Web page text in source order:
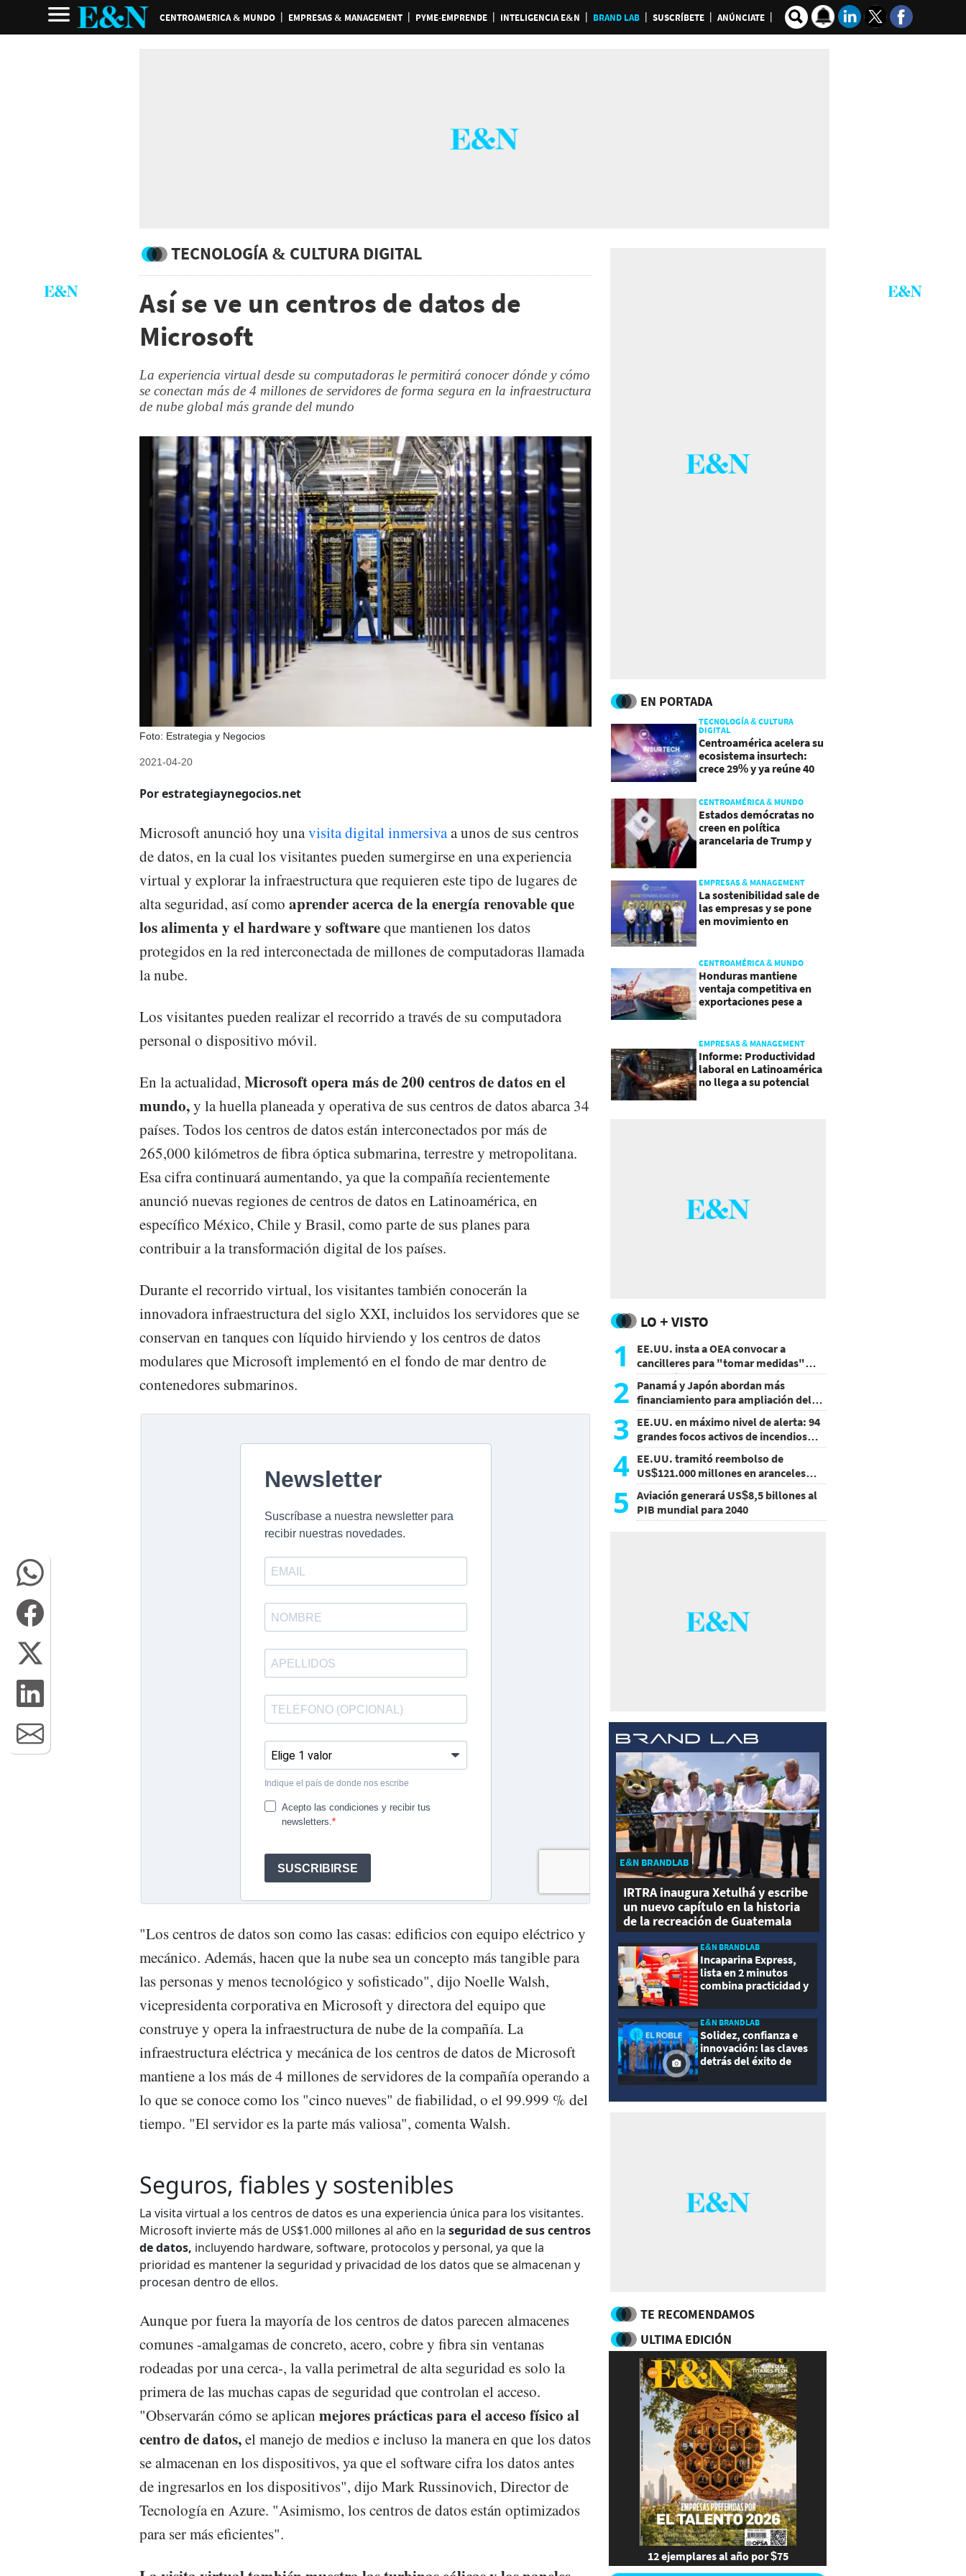
CENTROAMERICA & MUNDO EMPRESAS & MANAGEMENT PYME-EMPRENDE INTELIGENCIA E&N BRAND LAB SUSCRÍBETE ANÚNCIATE
TECNOLOGÍA & CULTURA DIGITAL
Así se ve un centros de datos de
Microsoft
La experiencia virtual desde su computadoras le permitirá conocer dónde y cómo
se conectan más de 4 millones de servidores de forma segura en la infraestructura
de nube global más grande del mundo
Foto: Estrategia y Negocios
2021-04-20
Por estrategiaynegocios.net
Microsoft anunció hoy unavisita digital inmersivaa unos de sus centros
de datos, en la cual los visitantes pueden sumergirse en una experiencia
virtual y explorar la infraestructura que requieren este tipo de lugares de
alta seguridad, así como aprender acerca de la energía renovable que
los alimenta y el hardware y softwareque mantienen los datos
protegidos en la red interconectada de millones de computadoras llamada
la nube.
Los visitantes pueden realizar el recorrido a través de su computadora
personal o dispositivo móvil.
En la actualidad, Microsoft opera más de 200 centros de datos en el
mundo,y la huella planeada y operativa de sus centros de datos abarca 34
países. Todos los centros de datos están interconectados por más de
265,000 kilómetros de fibra óptica submarina, terrestre y metropolitana.
Esa cifra continuará aumentando, ya que la compañía recientemente
anunció nuevas regiones de centros de datos en Latinoamérica, en
específico México, Chile y Brasil, como parte de sus planes para
contribuir a la transformación digital de los países.
Durante el recorrido virtual, los visitantes también conocerán la
innovadora infraestructura del siglo XXI, incluidos los servidores que se
conservan en tanques con líquido hirviendo y los centros de datos
modulares que Microsoft implementó en el fondo de mar dentro de
contenedores submarinos.
"Los centros de datos son como las casas: edificios con equipo eléctrico y
mecánico. Además, hacen que la nube sea un concepto más tangible para
las personas y menos tecnológico y sofisticado", dijo Noelle Walsh,
vicepresidenta corporativa en Microsoft y directora del equipo que
construye y opera la infraestructura de nube de la compañía. La
infraestructura eléctrica y mecánica de los centros de datos de Microsoft
mantiene a los más de 4 millones de servidores de la compañía operando a
lo que se conoce como los "cinco nueves" de fiabilidad, o el 99.999 % del
tiempo. "El servidor es la parte más valiosa", comenta Walsh.
Seguros, fiables y sostenibles
La visita virtual a los centros de datos es una experiencia única para los visitantes.
Microsoft invierte más de US$1.000 millones al año en la seguridad de sus centros
de datos, incluyendo hardware, software, protocolos y personal, ya que la
prioridad es mantener la seguridad y privacidad de los datos que se almacenan y
procesan dentro de ellos.
Aunque por fuera la mayoría de los centros de datos parecen almacenes
comunes -amalgamas de concreto, acero, cobre y fibra sin ventanas
rodeadas por una cerca-, la valla perimetral de alta seguridad es solo la
primera de las muchas capas de seguridad que controlan el acceso.
"Observarán cómo se aplican mejores prácticas para el acceso físico al
centro de datos,el manejo de medios e incluso la manera en que los datos
se almacenan en los dispositivos, ya que el software cifra los datos antes
de ingresarlos en los dispositivos", dijo Mark Russinovich, Director de
Tecnología en Azure. "Asimismo, los centros de datos están optimizados
para ser más eficientes".
EN PORTADA
TECNOLOGÍA & CULTURA
DIGITAL
Centroamérica acelera su
ecosistema insurtech:
crece 29% y ya reúne 40
CENTROAMÉRICA & MUNDO
Estados demócratas no
creen en política
arancelaria de Trump y
EMPRESAS & MANAGEMENT
La sostenibilidad sale de
las empresas y se pone
en movimiento en
CENTROAMÉRICA & MUNDO
Honduras mantiene
ventaja competitiva en
exportaciones pese a
EMPRESAS & MANAGEMENT
Informe: Productividad
laboral en Latinoamérica
no llega a su potencial
LO + VISTO
1
EE.UU. insta a OEA convocar a
cancilleres para "tomar medidas"
sobre Nicaragua
2 Panamá y Japón abordan más
financiamiento para ampliación del
metro
3 EE.UU. en máximo nivel de alerta: 94
grandes focos activos de incendios
forestales
4 EE.UU. tramitó reembolso de
US$121.000 millones en aranceles
anulados
5
Aviación generará US$8,5 billones al
PIB mundial para 2040
E&N BRANDLAB
IRTRA inaugura Xetulhá y escribe
un nuevo capítulo en la historia
de la recreación de Guatemala
E&N BRANDLAB
Incaparina Express,
lista en 2 minutos
combina practicidad y
E&N BRANDLAB
Solidez, confianza e
innovación: las claves
detrás del éxito de
TE RECOMENDAMOS
ULTIMA EDICIÓN
12 ejemplares al año por $75